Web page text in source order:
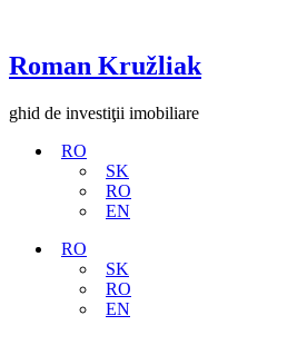
Roman Kružliak
ghid de investiţii imobiliare
RO
SK
RO
EN
RO
SK
RO
EN